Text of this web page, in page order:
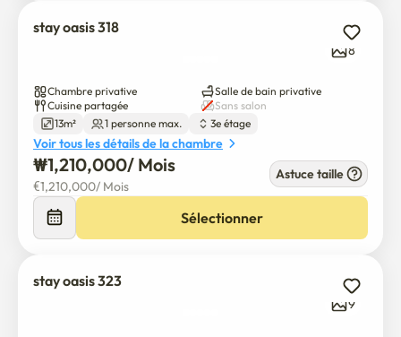
stay oasis 318
8
Chambre privative
Salle de bain privative
Cuisine partagée
Sans salon
13m²
1 personne max. 3e étage
Voir tous les détails de la chambre
₩1,210,000/ Mois
€1,210,000/ Mois
Astuce taille
Sélectionner
stay oasis 323
9